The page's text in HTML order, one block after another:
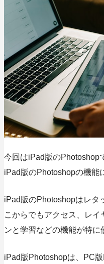
今回はiPad版のPhotoshop
iPad版のPhotoshopの機能
iPad版のPhotoshopはレタ
こからでもアクセス、レイ
ンと学習などの機能が特に
iPad版Photoshopは、
PC